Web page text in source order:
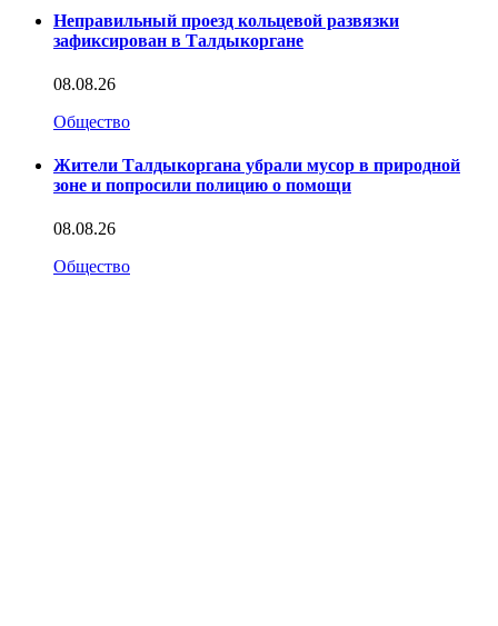
Неправильный проезд кольцевой развязки
зафиксирован в Талдыкоргане
08.08.26
Общество
Жители Талдыкоргана убрали мусор в природной
зоне и попросили полицию о помощи
08.08.26
Общество